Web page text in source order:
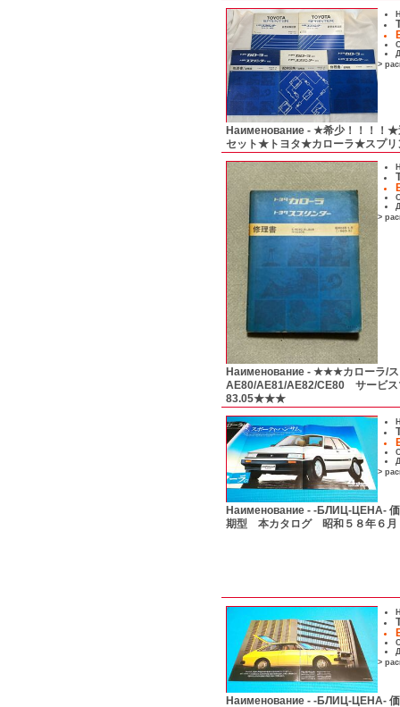
>
Наименование - ★希少！！！！★
セット★トヨタ★カローラ★スプリ
>
Наименование - ★★★カローラ/
AE80/AE81/AE82/CE80 サービ
83.05★★★
>
Наименование - -БЛИЦ-ЦЕНА-
期型 本カタログ 昭和５８年６
>
Наименование - -БЛИЦ-ЦЕНА-